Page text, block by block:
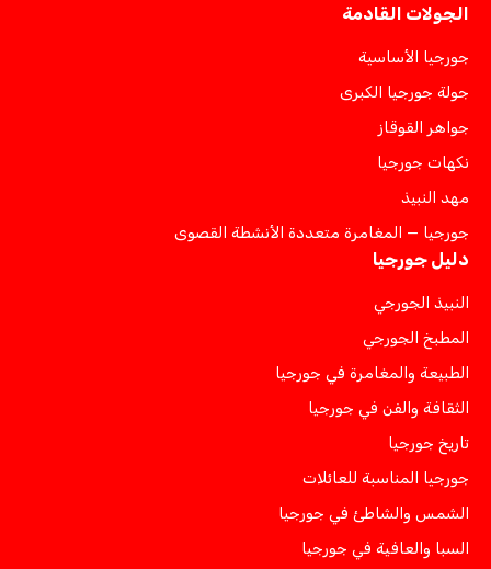
الجولات القادمة
جورجيا الأساسية
جولة جورجيا الكبرى
جواهر القوقاز
نكهات جورجيا
مهد النبيذ
جورجيا — المغامرة متعددة الأنشطة القصوى
دليل جورجيا
النبيذ الجورجي
المطبخ الجورجي
الطبيعة والمغامرة في جورجيا
الثقافة والفن في جورجيا
تاريخ جورجيا
جورجيا المناسبة للعائلات
الشمس والشاطئ في جورجيا
السبا والعافية في جورجيا